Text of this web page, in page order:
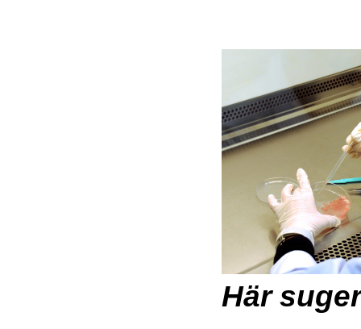
Här